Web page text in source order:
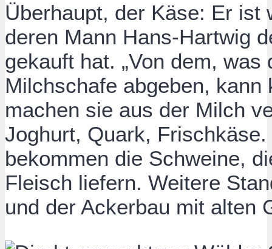
Überhaupt, der Käse: Er ist
deren Mann Hans-Hartwig
gekauft hat. „Von dem, was
Milchschafe abgeben, kann
machen sie aus der Milch
Joghurt, Quark,
bekommen die Schweine,
Fleisch liefern. Weitere
und der Ackerbau mit alten